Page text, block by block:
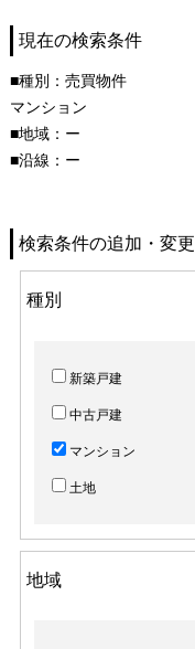
現在の検索条件
■種別：売買物件
マンション
■地域：ー
■沿線：ー
検索条件の追加・変更
種別
新築戸建
中古戸建
マンション
土地
地域